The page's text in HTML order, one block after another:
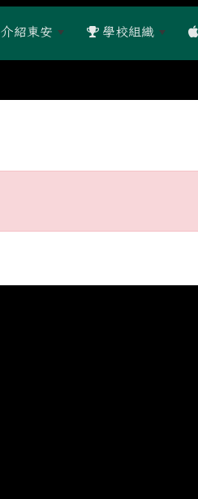
介紹東安 學校組織